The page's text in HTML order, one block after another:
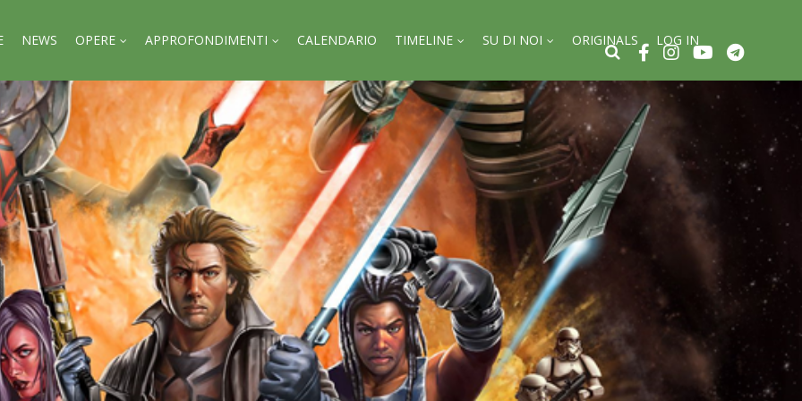
NEWS OPERE APPROFONDIMENTI CALENDARIO TIMELINE SU DI NOI ORIGINALS LOG IN